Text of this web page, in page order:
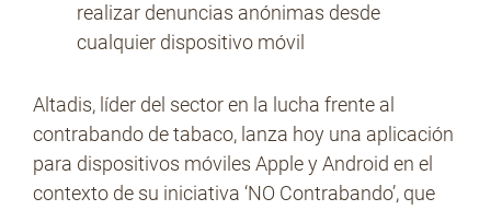
No Contrabando
realizar denuncias anónimas desde
cualquier dispositivo móvil
Altadis, líder del sector en la lucha frente al
contrabando de tabaco, lanza hoy una aplicación
para dispositivos móviles Apple y Android en el
contexto de su iniciativa ‘NO Contrabando’, que